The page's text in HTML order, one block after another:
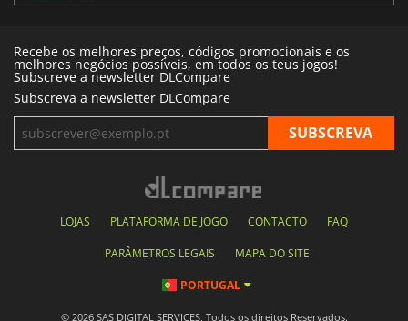
Recebe os melhores preços, códigos promocionais e os
melhores negócios possíveis, em todos os teus jogos!
Subscreve a newsletter DLCompare
Subscreva a newsletter DLCompare
LOJAS PLATAFORMA DE JOGO CONTACTO FAQ
PARÂMETROS LEGAIS MAPA DO SITE
PORTUGAL
© 2026 SAS DIGITAL SERVICES, Todos os direitos Reservados.